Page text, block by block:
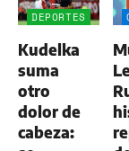
DEPORTES
Kudelka
suma
otro
dolor de
cabeza: